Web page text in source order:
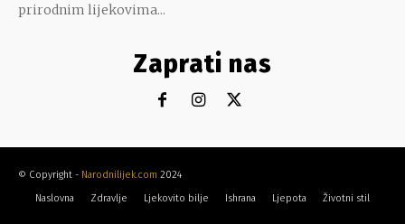
prirodnim lijekovima...
Zaprati nas
© Copyright - Narodnilijek.com 2024
Naslovna
Zdravlje Ljekovito bilje Ishrana Ljepota Životni stil